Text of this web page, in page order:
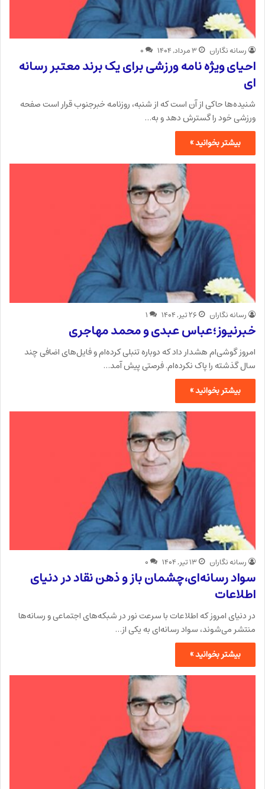
رسانه نگاران ۳ مرداد, ۱۴۰۴ ۰
احیای ویژه نامه ورزشی برای یک برند معتبر رسانه
ای
شنیده‌ها حاکی از آن است که از شنبه، روزنامه خبرجنوب قرار است صفحه
ورزشی خود را گسترش دهد و به…
بیشتر بخوانید »
رسانه نگاران ۲۶ تیر, ۱۴۰۴ ۱
خبرنیوز؛عباس عبدی و محمد مهاجری
امروز گوشی‌ام هشدار داد که دوباره تنبلی کرده‌ام و فایل‌های اضافی چند
سال گذشته را پاک نکرده‌ام. فرصتی پیش آمد…
بیشتر بخوانید »
رسانه نگاران ۱۳ تیر, ۱۴۰۴ ۰
سواد رسانه‌ای،چشمان باز و ذهن نقاد در دنیای
اطلاعات
در دنیای امروز که اطلاعات با سرعت نور در شبکه‌های اجتماعی و رسانه‌ها
منتشر می‌شوند، سواد رسانه‌ای به یکی از…
بیشتر بخوانید »